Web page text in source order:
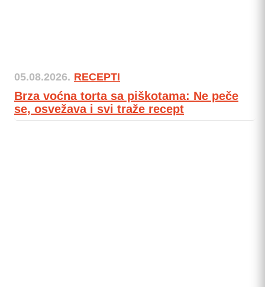
05.08.2026. RECEPTI
Brza voćna torta sa piškotama: Ne peče
se, osvežava i svi traže recept